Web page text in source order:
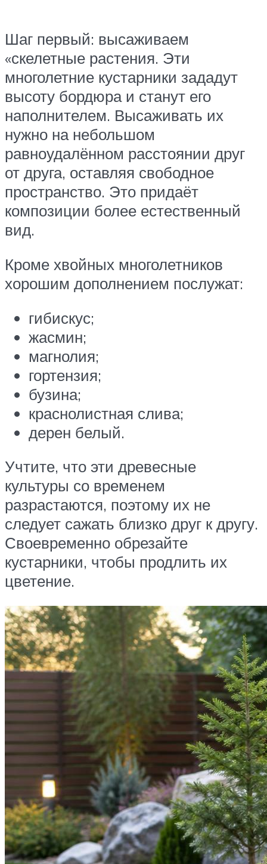
Шаг первый: высаживаем
«скелетные растения. Эти
многолетние кустарники зададут
высоту бордюра и станут его
наполнителем. Высаживать их
нужно на небольшом
равноудалённом расстоянии друг
от друга, оставляя свободное
пространство. Это придаёт
композиции более естественный
вид.
Кроме хвойных многолетников
хорошим дополнением послужат:
гибискус;
жасмин;
магнолия;
гортензия;
бузина;
краснолистная слива;
дерен белый.
Учтите, что эти древесные
культуры со временем
разрастаются, поэтому их не
следует сажать близко друг к другу.
Своевременно обрезайте
кустарники, чтобы продлить их
цветение.